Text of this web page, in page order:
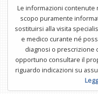
Le informazioni contenute
scopo puramente
sostituirsi alla visita
e medico curante né
diagnosi o prescrizione
opportuno consultare il
riguardo indicazioni su